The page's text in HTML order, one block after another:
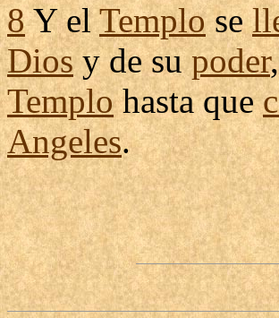
8Y elTemplose
Diosy de supoder
Templohasta que
Angeles.